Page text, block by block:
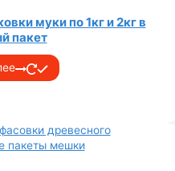
муки по 1кг и 2кг в
пакет